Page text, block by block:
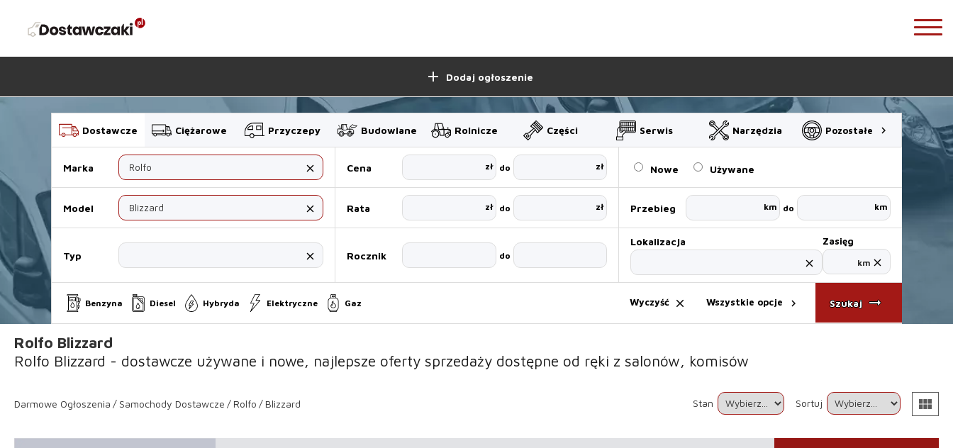
add Dodaj ogłoszenie
Dostawcze Ciężarowe Przyczepy Budowlane Rolnicze Części Serwis Narzędzia Pozostałe chevron_right
Marka close Cena zł do zł Nowe Używane
Model close Rata zł do zł Przebieg km do km
Typ close Rocznik do
Lokalizacja
close
Zasięg
close
km
Benzyna Diesel Hybryda Elektryczne Gaz Wyczyść close Wszystkie opcje chevron_right Szukaj arrow_right_alt
Rolfo Blizzard
Rolfo Blizzard - dostawcze używane i nowe, najlepsze oferty sprzedaży dostępne od ręki z salonów, komisów
Darmowe Ogłoszenia Samochody Dostawcze Rolfo Blizzard Stan Sortuj view_module